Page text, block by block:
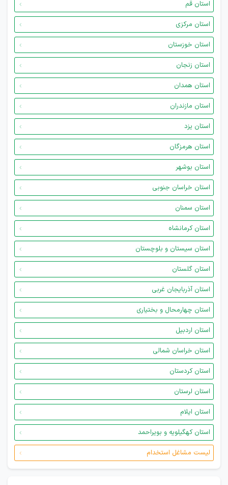
استان قم
استان مرکزی
استان خوزستان
استان زنجان
استان همدان
استان مازندران
استان یزد
استان هرمزگان
استان بوشهر
استان خراسان جنوبی
استان سمنان
استان کرمانشاه
استان سیستان و بلوچستان
استان گلستان
استان آذربایجان غربی
استان چهارمحال و بختیاری
استان اردبیل
استان خراسان شمالی
استان کردستان
استان لرستان
استان ایلام
استان کهگیلویه و بویراحمد
لیست مشاغل استخدام